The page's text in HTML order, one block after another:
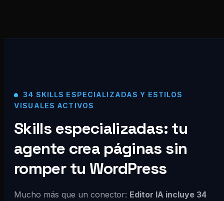
34 SKILLS ESPECIALIZADAS Y ESTILOS
VISUALES ACTIVOS
Skills especializadas: tu
agente crea páginas sin
romper tu WordPress
Mucho más que un conector: Editor IA incluye 34